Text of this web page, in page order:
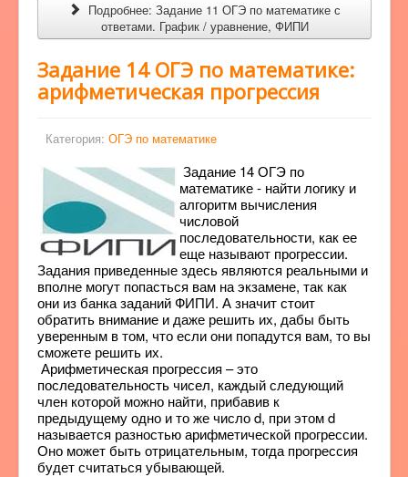
Подробнее: Задание 11 ОГЭ по математике с
ответами. График / уравнение, ФИПИ
Задание 14 ОГЭ по математике:
арифметическая прогрессия
Категория: ОГЭ по математике
Задание 14 ОГЭ по
математике - найти логику и
алгоритм вычисления
числовой
последовательности, как ее
еще называют прогрессии.
Задания приведенные здесь являются реальными и
вполне могут попасться вам на экзамене, так как
они из банка заданий ФИПИ. А значит стоит
обратить внимание и даже решить их, дабы быть
уверенным в том, что если они попадутся вам, то вы
сможете решить их.
Арифметическая прогрессия – это
последовательность чисел, каждый следующий
член которой можно найти, прибавив к
предыдущему одно и то же число d, при этом d
называется разностью арифметической прогрессии.
Оно может быть отрицательным, тогда прогрессия
будет считаться убывающей.